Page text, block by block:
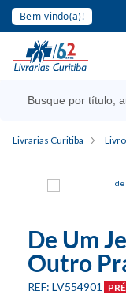
Bem-vindo(a)!
Livrarias Curitiba
De Um
Outro
LV554901